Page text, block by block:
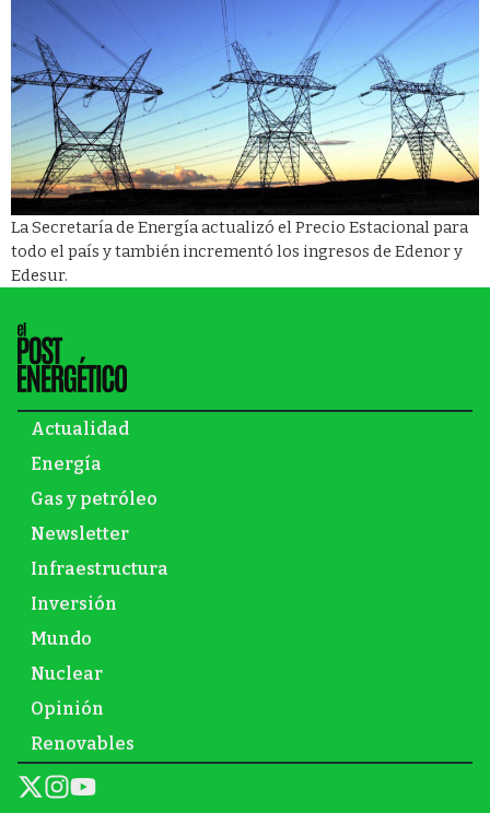
La Secretaría de Energía actualizó el Precio Estacional para
todo el país y también incrementó los ingresos de Edenor y
Edesur.
Actualidad
Energía
Gas y petróleo
Newsletter
Infraestructura
Inversión
Mundo
Nuclear
Opinión
Renovables